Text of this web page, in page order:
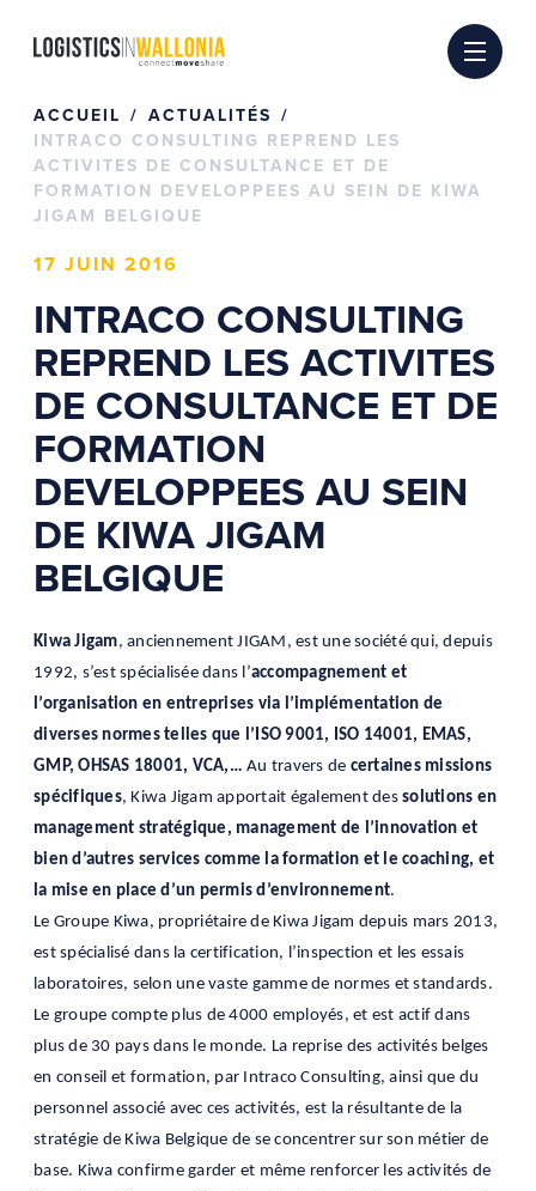
ACCUEIL
ACTUALITÉS
INTRACO CONSULTING REPREND LES
ACTIVITES DE CONSULTANCE ET DE
FORMATION DEVELOPPEES AU SEIN DE KIWA
JIGAM BELGIQUE
17 JUIN 2016
INTRACO CONSULTING
REPREND LES ACTIVITES
DE CONSULTANCE ET DE
FORMATION
DEVELOPPEES AU SEIN
DE KIWA JIGAM
BELGIQUE
Kiwa Jigam, anciennement JIGAM, est une société qui, depuis
1992, s’est spécialisée dans l’accompagnement et
l’organisation en entreprises via l’implémentation de
diverses normes telles que l’ISO 9001, ISO 14001, EMAS,
GMP, OHSAS 18001, VCA,… Au travers de certaines missions
spécifiques, Kiwa Jigam apportait également des solutions en
management stratégique, management de
l’innovation et
bien d’autres services comme la formation et le coaching, et
la mise en place d ’un permis d’environnement.
Le Groupe Kiwa, propriétaire de Kiwa Jigam depuis mars 2013,
est spécialisé dans la certification, l’inspection et les essais
laboratoires, selon une vaste gamme de normes et standards.
Le groupe compte plus de 4000 employés, et est actif dans
plus de 30 pays dans le monde. La reprise des activités belges
en conseil et formation, par Intraco Consulting, ainsi que du
personnel associé avec ces activités, est la résultante de la
stratégie de Kiwa Belgique de se concentrer sur son métier de
base. Kiwa confirme garder et même renforcer les activités de